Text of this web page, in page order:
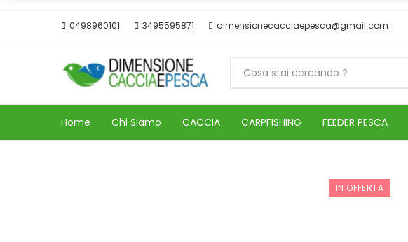
0498960101 3495595871 dimensionecacciaepesca@gmail.com
Home Chi Siamo CACCIA CARPFISHING FEEDER PESCA
IN OFFERTA